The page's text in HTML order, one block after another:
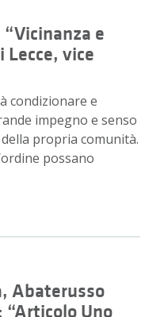
e
vice
condizionare e
impegno e senso
propria comunità.
possano
Abaterusso
Uno